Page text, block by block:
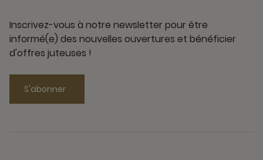
Inscrivez-vous à notre newsletter pour être
informé(e) des nouvelles ouvertures et bénéficier
d'offres juteuses !
S'abonner